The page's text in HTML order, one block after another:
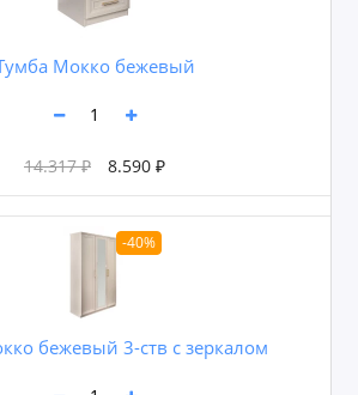
Мокко бежевый
14.317 ₽ 8.590 ₽
-40%
бежевый 3-ств с зеркалом